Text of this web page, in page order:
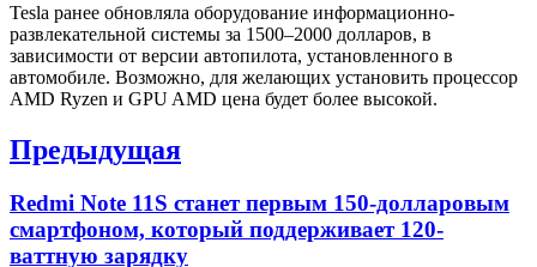
Tesla ранее обновляла оборудование информационно-
развлекательной системы за 1500–2000 долларов, в
зависимости от версии автопилота, установленного в
автомобиле. Возможно, для желающих установить процессор
AMD Ryzen и GPU AMD цена будет более высокой.
Навигация
записям
Предыдущая
Previous
Redmi Note 11S станет первым 150-долларовым
смартфоном, который поддерживает 120-
ваттную зарядку